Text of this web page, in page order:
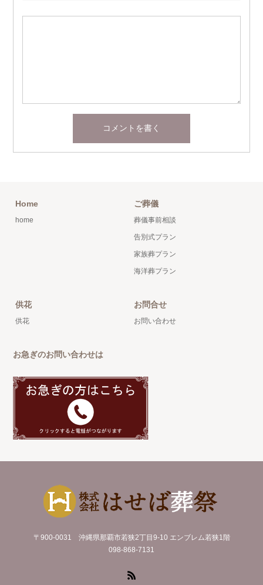
Home
home
ご葬儀
葬儀事前相談
告別式プラン
家族葬プラン
海洋葬プラン
供花
供花
お問合せ
お問い合わせ
お急ぎのお問い合わせは
〒900-0031 沖縄県那覇市若狭2丁目9-10 エンブレム若狭1階
098-868-7131